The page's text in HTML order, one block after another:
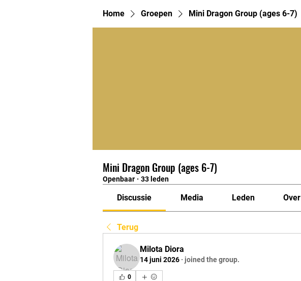
Home Groepen Mini Dragon Group (ages 6-7)
Mini Dragon Group (ages 6-7)
Openbaar · 33 leden
Discussie Media Leden Over
Terug
Milota Diora
14 juni 2026 · joined the group.
0